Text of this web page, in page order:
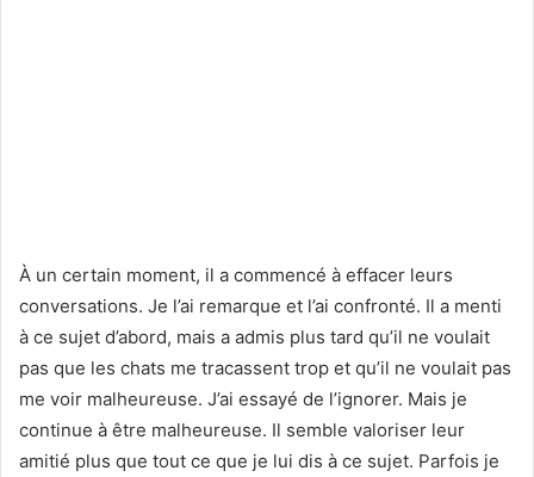
À un certain moment, il a commencé à effacer leurs
conversations. Je l’ai remarque et l’ai confronté. Il a menti
à ce sujet d’abord, mais a admis plus tard qu’il ne voulait
pas que les chats me tracassent trop et qu’il ne voulait pas
me voir malheureuse. J’ai essayé de l’ignorer. Mais je
continue à être malheureuse. Il semble valoriser leur
amitié plus que tout ce que je lui dis à ce sujet. Parfois je